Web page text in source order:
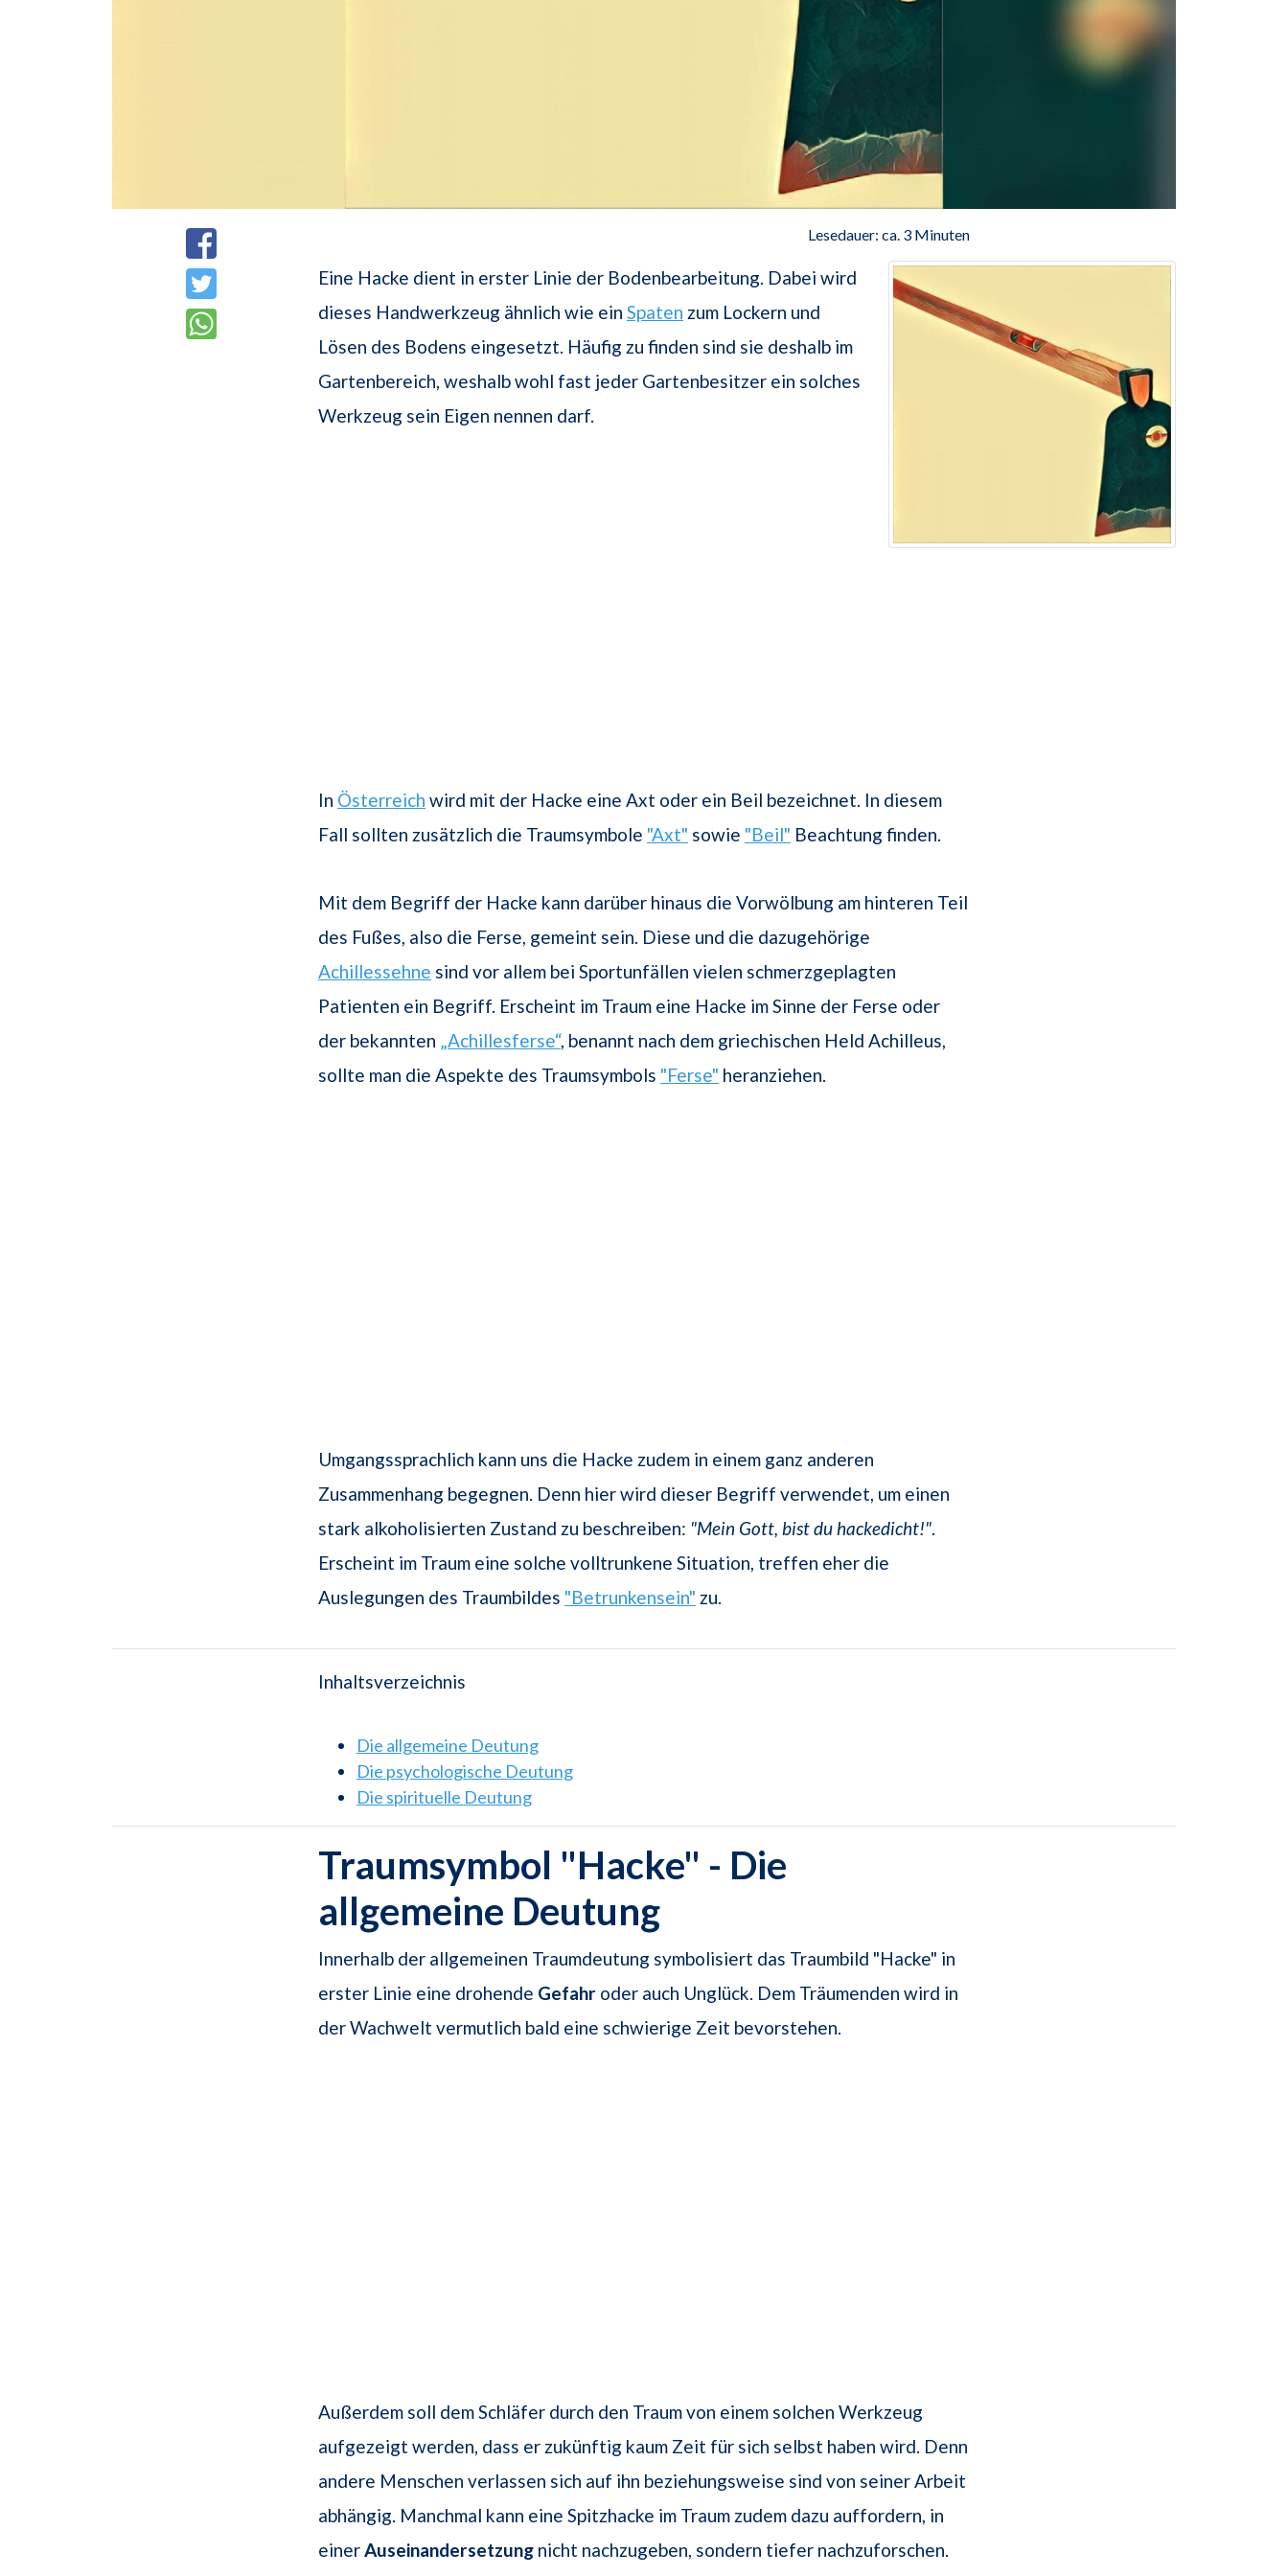
Lesedauer: ca. 3 Minuten
Eine Hacke dient in erster Linie der Bodenbearbeitung. Dabei wird
dieses Handwerkzeug ähnlich wie ein Spaten zum Lockern und
Lösen des Bodens eingesetzt. Häufig zu finden sind sie deshalb im
Gartenbereich, weshalb wohl fast jeder Gartenbesitzer ein solches
Werkzeug sein Eigen nennen darf.
In Österreich wird mit der Hacke eine Axt oder ein Beil bezeichnet. In diesem
Fall sollten zusätzlich die Traumsymbole "Axt" sowie "Beil" Beachtung finden.
Mit dem Begriff der Hacke kann darüber hinaus die Vorwölbung am hinteren Teil
des Fußes, also die Ferse, gemeint sein. Diese und die dazugehörige
Achillessehne sind vor allem bei Sportunfällen vielen schmerzgeplagten
Patienten ein Begriff. Erscheint im Traum eine Hacke im Sinne der Ferse oder
der bekannten „Achillesferse“, benannt nach dem griechischen Held Achilleus,
sollte man die Aspekte des Traumsymbols "Ferse" heranziehen.
Umgangssprachlich kann uns die Hacke zudem in einem ganz anderen
Zusammenhang begegnen. Denn hier wird dieser Begriff verwendet, um einen
stark alkoholisierten Zustand zu beschreiben: "Mein Gott, bist du hackedicht!".
Erscheint im Traum eine solche volltrunkene Situation, treffen eher die
Auslegungen des Traumbildes "Betrunkensein" zu.
Inhaltsverzeichnis
Die allgemeine Deutung
Die psychologische Deutung
Die spirituelle Deutung
Traumsymbol "Hacke" - Die
allgemeine Deutung
Innerhalb der allgemeinen Traumdeutung symbolisiert das Traumbild "Hacke" in
erster Linie eine drohende Gefahr oder auch Unglück. Dem Träumenden wird in
der Wachwelt vermutlich bald eine schwierige Zeit bevorstehen.
Außerdem soll dem Schläfer durch den Traum von einem solchen Werkzeug
aufgezeigt werden, dass er zukünftig kaum Zeit für sich selbst haben wird. Denn
andere Menschen verlassen sich auf ihn beziehungsweise sind von seiner Arbeit
abhängig. Manchmal kann eine Spitzhacke im Traum zudem dazu auffordern, in
einerAuseinandersetzung nicht nachzugeben, sondern tiefer nachzuforschen.